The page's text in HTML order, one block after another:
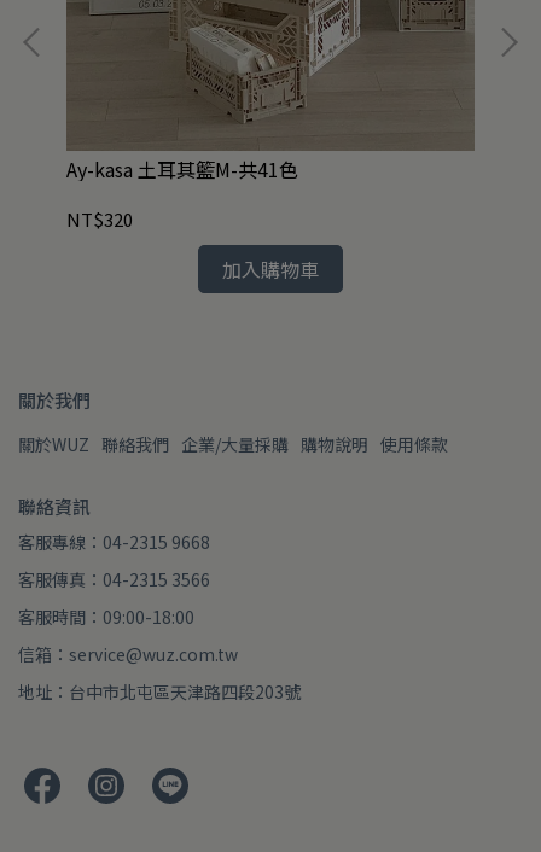
Ay-kasa 土耳其籃M-共41色
NT$320
加入購物車
關於我們
關於WUZ 聯絡我們 企業/大量採購 購物說明 使用條款
聯絡資訊
客服專線：04-2315 9668
客服傳真：04-2315 3566
客服時間：09:00-18:00
信箱：service@wuz.com.tw
地址：台中市北屯區天津路四段203號